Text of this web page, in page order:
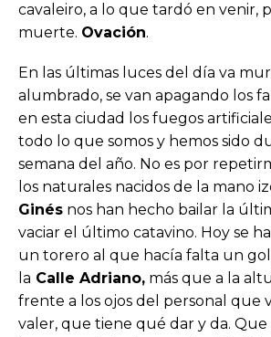
cavaleiro, a lo que tardó en venir,
muerte. Ovación.
En las últimas luces del día va
alumbrado, se van apagando los
en esta ciudad los fuegos
todo lo que somos y hemos sido
semana del año. No es por
los naturales nacidos de la mano
Ginés nos han hecho bailar la
vaciar el último catavino. Hoy se
un torero al que hacía falta un
la Calle Adriano, más que a la
frente a los ojos del personal que
valer, que tiene qué dar y da.